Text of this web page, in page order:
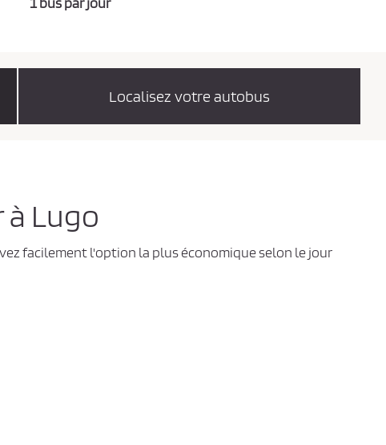
Localisez votre autobus
Lugo
facilement l'option la plus économique selon le jour